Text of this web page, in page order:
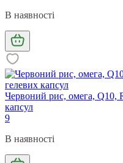
В наявності
Червоний рис, омега, Q10,
капсул
9
В наявності